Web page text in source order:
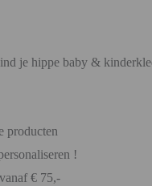
je hippe baby &
producten
!
€ 75,-